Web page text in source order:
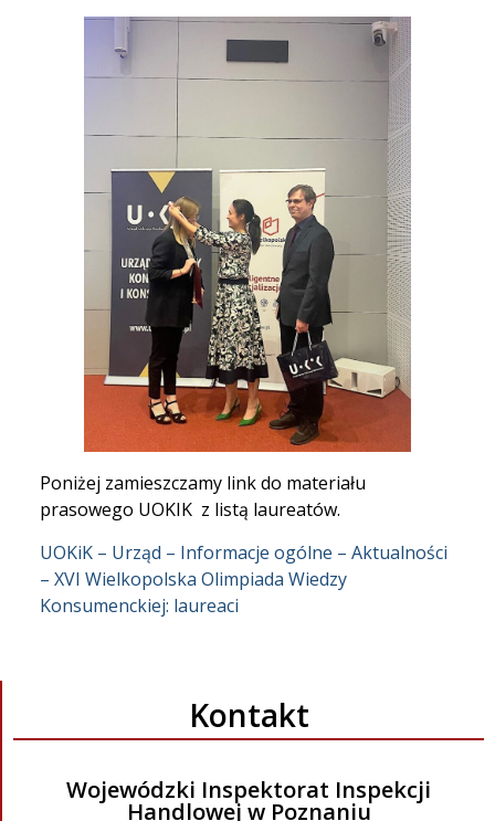
Poniżej zamieszczamy link do materiału
prasowego UOKIK z listą laureatów.
UOKiK – Urząd – Informacje ogólne – Aktualności
– XVI Wielkopolska Olimpiada Wiedzy
Konsumenckiej: laureaci
Kontakt
Wojewódzki Inspektorat Inspekcji
Handlowej w Poznaniu